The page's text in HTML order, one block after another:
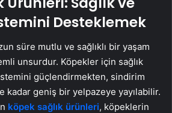
Desteklemek
süre mutlu ve sağlıklı bir yaşam
unsurdur. Köpekler için sağlık
güçlendirmekten, sindirim
kadar geniş bir yelpazeye yayılabilir.
köpek sağlık ürünleri, köpeklerin